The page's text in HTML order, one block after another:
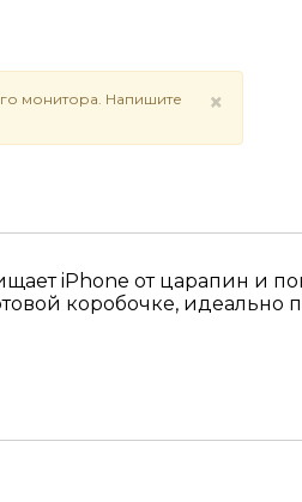
×
монитора. Напишите
iPhone от царапин и
коробочке, идеально